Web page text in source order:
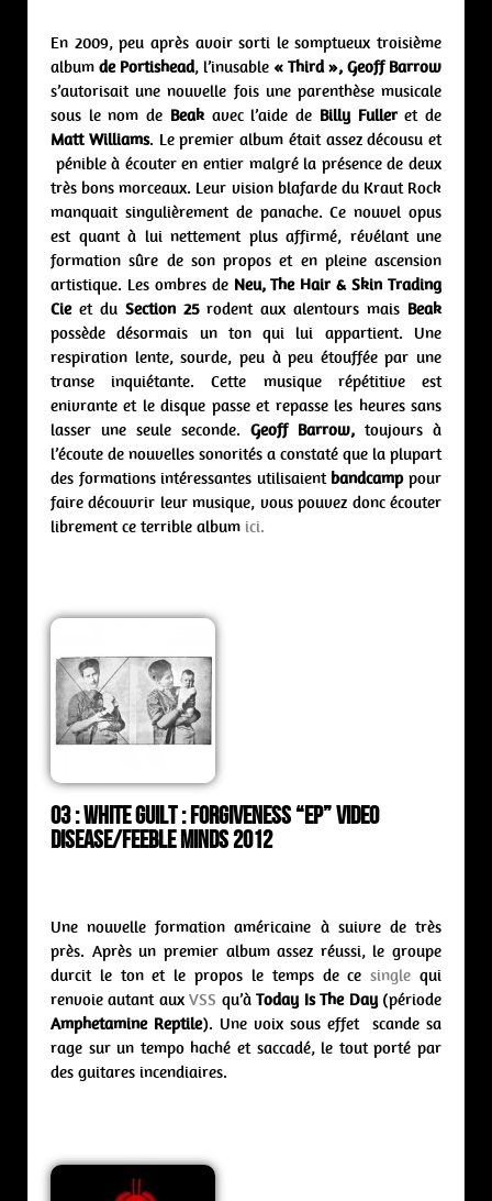
En 2009, peu après avoir sorti le somptueux troisième
album de Portishead, l’inusable « Third », Geoff Barrow
s’autorisait une nouvelle fois une parenthèse musicale
sous le nom de Beakavec l’aide de Billy Fulleret de
Matt Williams. Le premier album était assez décousu et
pénible à écouter en entier malgré la présence de deux
très bons morceaux. Leur vision blafarde du Kraut Rock
manquait singulièrement de panache. Ce nouvel opus
est quant à lui nettement plus affirmé, révélant une
formation sûre de son propos et en pleine ascension
artistique. Les ombres de Neu, The Hair & Skin Trading
Cieet du Section 25rodent aux alentours mais Beak
possède désormais un ton qui lui appartient. Une
respiration lente, sourde, peu à peu étouffée par une
transe inquiétante. Cette musique répétitive est
enivrante et le disque passe et repasse les heures sans
lasser une seule seconde. Geoff Barrow, toujours à
l’écoute de nouvelles sonorités a constaté que la plupart
des formations intéressantes utilisaient bandcamppour
faire découvrir leur musique, vous pouvez donc écouter
librement ce terrible album ici.
03 : White Guilt : forgiveness “ep” Video
Disease/Feeble Minds 2012
Une nouvelle formation américaine à suivre de très
près. Après un premier album assez réussi, le groupe
durcit le ton et le propos le temps de cesingle qui
renvoie autant auxVSS qu’àToday Is The Day(période
Amphetamine Reptile). Une voix sous effet scande sa
rage sur un tempo haché et saccadé, le tout porté par
des guitares incendiaires.